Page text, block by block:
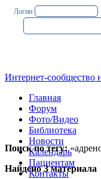
Логин
Интернет-сообщество
Главная
Форум
Фото/Видео
Библиотека
Новости
Календарь
Пациентам
Контакты
Поиск по тегу:
Найдено 3 материала